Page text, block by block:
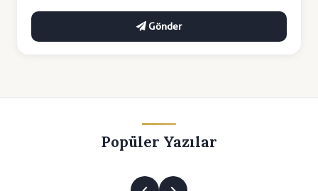
Gönder
Popüler Yazılar